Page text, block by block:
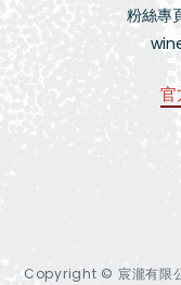
粉絲專
Copyright © 宸瀧有限